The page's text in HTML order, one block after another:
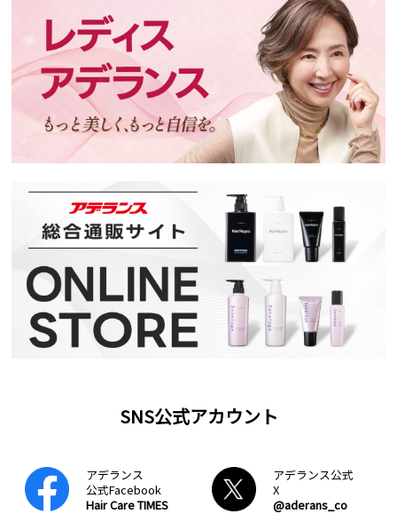
SNS公式アカウント
アデランス
公式Facebook
Hair Care TIMES
アデランス公式
X
@aderans_co